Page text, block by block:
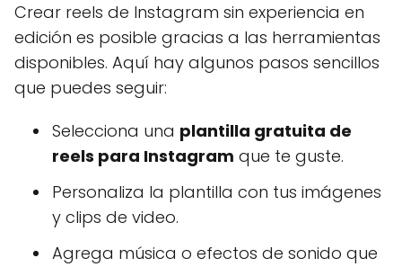
Crear reels de Instagram sin experiencia en
edición es posible gracias a las herramientas
disponibles. Aquí hay algunos pasos sencillos
que puedes seguir:
Selecciona una plantilla gratuita de
reels para Instagram que te guste.
Personaliza la plantilla con tus imágenes
y clips de video.
Agrega música o efectos de sonido que